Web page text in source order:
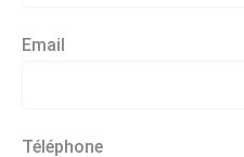
Email
Téléphone